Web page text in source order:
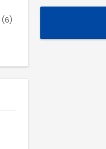
(6)